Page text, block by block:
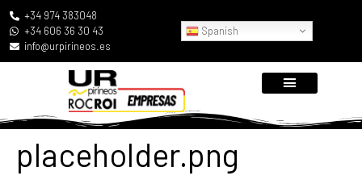
+34 974 383048
+34 606 36 30 43
info@urpirineos.es
Spanish
placeholder.png